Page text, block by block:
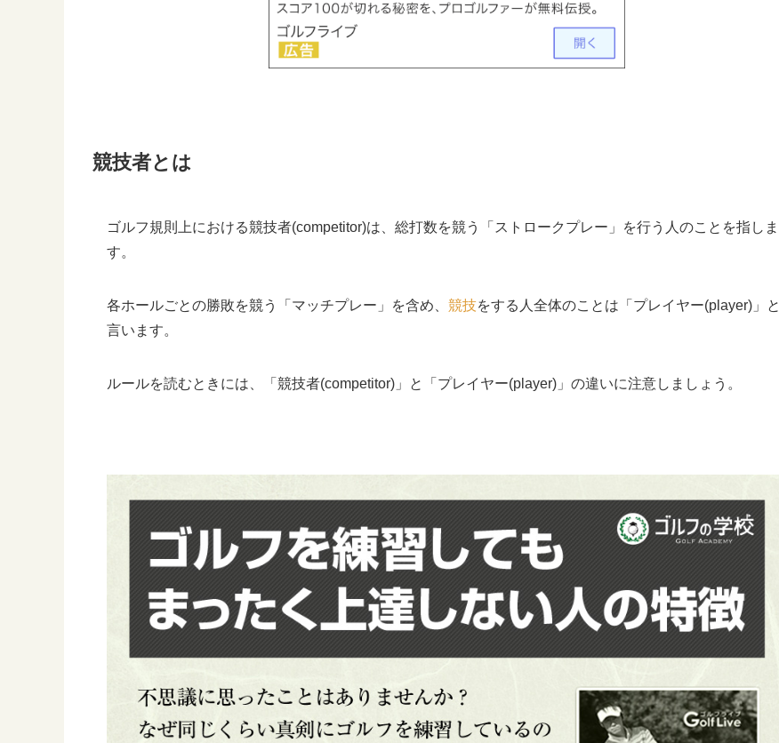
競技者とは
ゴルフ規則上における競技者(competitor)は、総打数を競う「ストロークプレー」を行う人のことを指しま
す。
各ホールごとの勝敗を競う「マッチプレー」を含め、 競技をする人全体のことは「プレイヤー(player)」と
言います。
ルールを読むときには、「競技者(competitor)」と「プレイヤー(player)」の違いに注意しましょう。